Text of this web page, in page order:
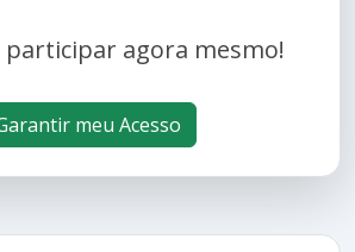
participar agora mesmo!
meu Acesso